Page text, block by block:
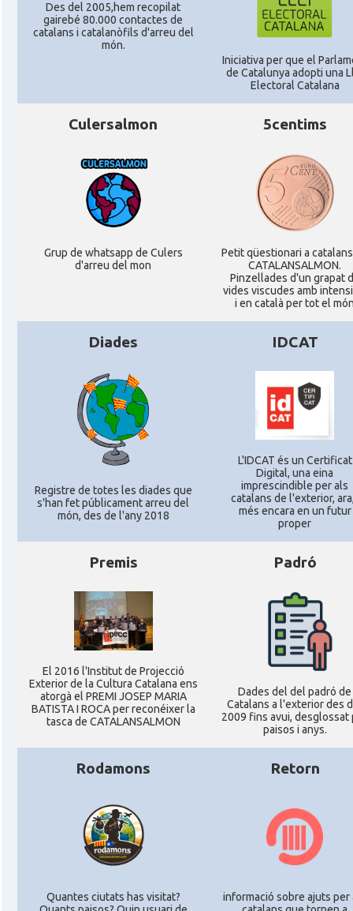
Des del 2005,hem recopilat
gairebé 80.000 contactes de
catalans i catalanòfils d'arreu del
món.
Iniciativa per que el
de Catalunya adopti una
Electoral Catalana
Culersalmon
Grup de whatsapp de Culers
d'arreu del mon
5centims
Petit qüestionari a
CATALANSALMON.
Pinzellades d'un grapat
vides viscudes amb
i en català per tot el
Diades
Registre de totes les diades que
s'han fet públicament arreu del
món, des de l'any 2018
IDCAT
L'IDCAT és un Certificat
Digital, una eina
imprescindible per als
catalans de l'exterior,
més encara en un futur
proper
Premis
El 2016 l'Institut de Projecció
Exterior de la Cultura Catalana ens
atorgà el PREMI JOSEP MARIA
BATISTA I ROCA per reconéixer la
tasca de CATALANSALMON
Padró
Dades del del padró de
Catalans a l'exterior des
2009 fins avui, desglossat
paisos i anys.
Rodamons
Quantes ciutats has visitat?
Retorn
informació sobre ajuts per